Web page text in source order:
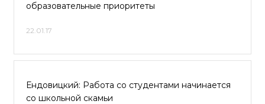
образовательные приоритеты
22.01.17
Ендовицкий: Работа со студентами начинается
со школьной скамьи